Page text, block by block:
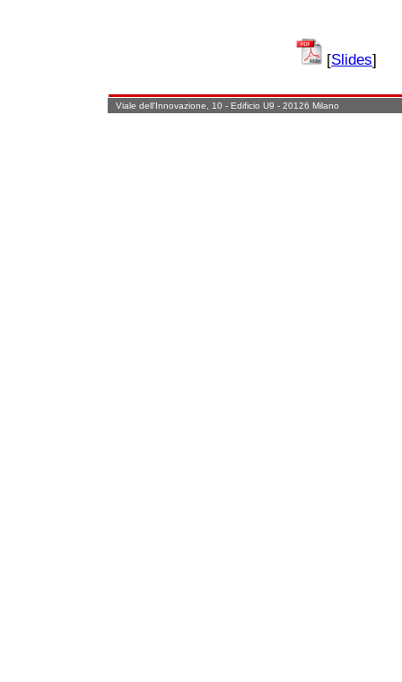
[Slides]
Viale dell'Innovazione, 10 - Edificio U9 - 20126 Milano